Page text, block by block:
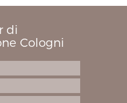
di
Cologni